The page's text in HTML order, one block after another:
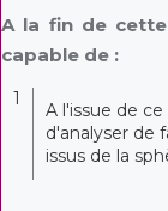
A la fin de cette
capable de :
1
A l'issue de
d'analyser de
issus de la